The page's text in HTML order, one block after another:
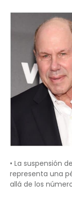
• La suspensión
representa una
allá de los